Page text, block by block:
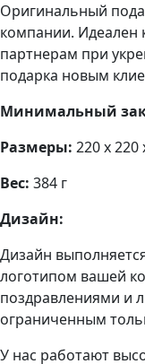
Оригинальный
компании. Идеален
партнерам при
подарка новым
Минимальный
Размеры: 220 х 220
Вес: 384 г
Дизайн:
Дизайн
логотипом вашей
поздравлениями и
ограниченным
У нас работают